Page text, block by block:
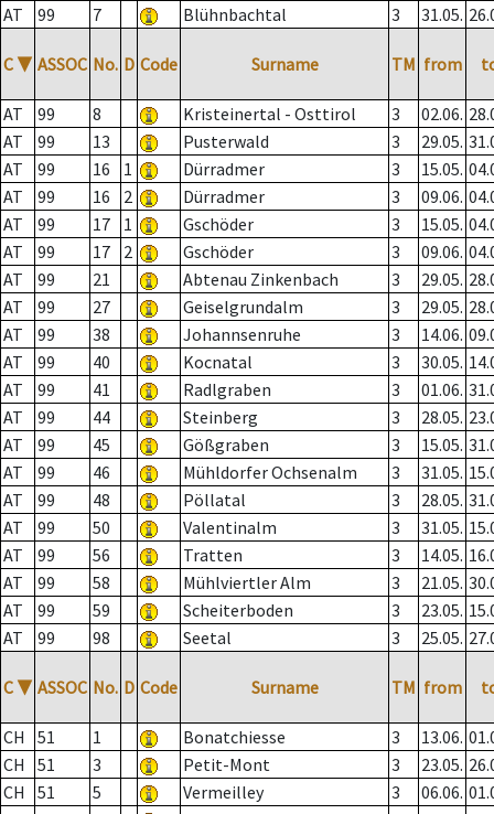
AT
99 7 Blühnbachtal 3 31.05.
C ▼ ASSOC No. D Code Surname TM from
AT 99 8 Kristeinertal - Osttirol 3 02.06.
AT
99 13 Pusterwald 3 29.05.
AT
99 16 1 Dürradmer 3 15.05.
AT
99 16 2 Dürradmer 3 09.06.
AT
99 17 1 Gschöder 3 15.05.
AT
99 17 2 Gschöder 3 09.06.
AT
99 21 Abtenau Zinkenbach 3 29.05.
AT
99 27 Geiselgrundalm 3 29.05.
AT
99 38 Johannsenruhe 3 14.06.
AT
99 40 Kocnatal 3 30.05.
AT
99 41 Radlgraben 3 01.06.
AT
99 44 Steinberg 3 28.05.
AT
99 45 Gößgraben 3 15.05.
AT
99 46 Mühldorfer Ochsenalm 3 31.05.
AT
99 48 Pöllatal 3 28.05.
AT
99 50 Valentinalm 3 31.05.
AT
99 56 Tratten 3 14.05.
AT
99 58 Mühlviertler Alm 3 21.05.
AT
99 59 Scheiterboden 3 23.05.
AT
99 98 Seetal 3 25.05.
C ▼ ASSOC No. D Code Surname TM from
CH 51 1 Bonatchiesse 3 13.06.
CH
51 3 Petit-Mont 3 23.05.
CH
51 5 Vermeilley 3 06.06.